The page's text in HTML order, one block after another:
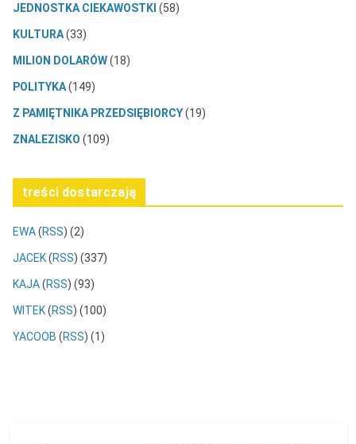
JEDNOSTKA CIEKAWOSTKI (58)
KULTURA(33)
MILION DOLARÓW(18)
POLITYKA(149)
Z PAMIĘTNIKA PRZEDSIĘBIORCY(19)
ZNALEZISKO (109)
treści dostarczają
EWA(RSS) (2)
JACEK(RSS) (337)
KAJA(RSS) (93)
WITEK(RSS) (100)
YACOOB (RSS) (1)